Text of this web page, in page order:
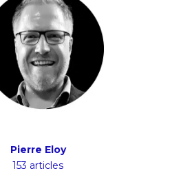
Pierre Eloy
153 articles